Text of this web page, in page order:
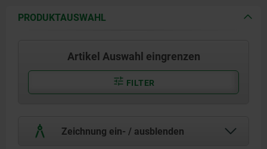
PRODUKTAUSWAHL
Artikel Auswahl eingrenzen
FILTER
Zeichnung ein- / ausblenden